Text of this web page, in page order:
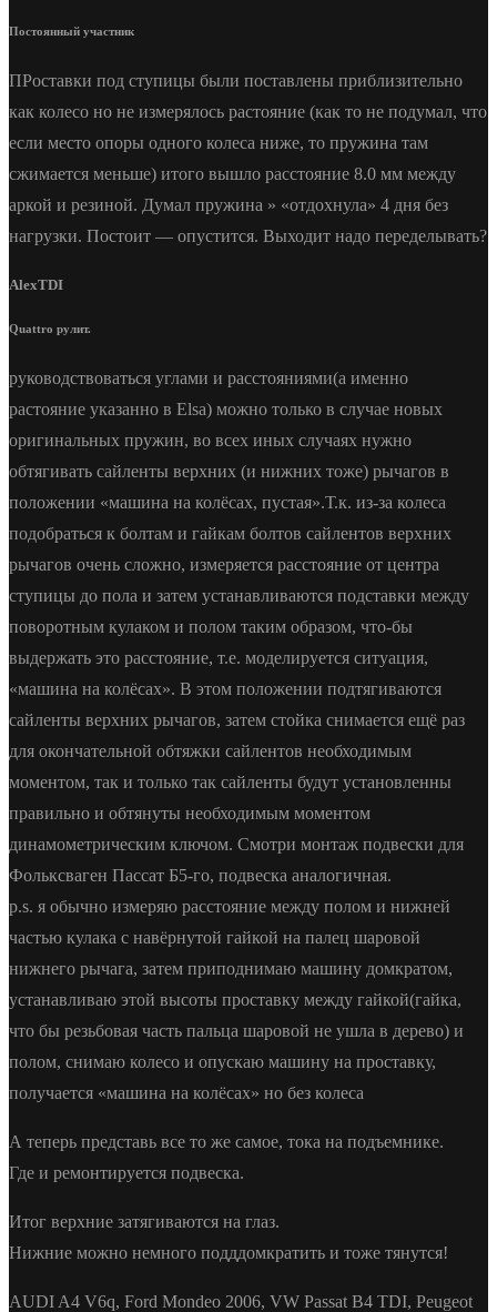
Постоянный участник
ПРоставки под ступицы были поставлены приблизительно
как колесо но не измерялось растояние (как то не подумал, что
если место опоры одного колеса ниже, то пружина там
сжимается меньше) итого вышло расстояние 8.0 мм между
аркой и резиной. Думал пружина » «отдохнула» 4 дня без
нагрузки. Постоит — опустится. Выходит надо переделывать?
AlexTDI
Quattro рулит.
руководствоваться углами и расстояниями(а именно
растояние указанно в Elsa) можно только в случае новых
оригинальных пружин, во всех иных случаях нужно
обтягивать сайленты верхних (и нижних тоже) рычагов в
положении «машина на колёсах, пустая».Т.к. из-за колеса
подобраться к болтам и гайкам болтов сайлентов верхних
рычагов очень сложно, измеряется расстояние от центра
ступицы до пола и затем устанавливаются подставки между
поворотным кулаком и полом таким образом, что-бы
выдержать это расстояние, т.е. моделируется ситуация,
«машина на колёсах». В этом положении подтягиваются
сайленты верхних рычагов, затем стойка снимается ещё раз
для окончательной обтяжки сайлентов необходимым
моментом, так и только так сайленты будут установленны
правильно и обтянуты необходимым моментом
динамометрическим ключом. Смотри монтаж подвески для
Фольксваген Пассат Б5-го, подвеска аналогичная.
p.s. я обычно измеряю расстояние между полом и нижней
частью кулака с навёрнутой гайкой на палец шаровой
нижнего рычага, затем приподнимаю машину домкратом,
устанавливаю этой высоты проставку между гайкой(гайка,
что бы резьбовая часть пальца шаровой не ушла в дерево) и
полом, снимаю колесо и опускаю машину на проставку,
получается «машина на колёсах» но без колеса
А теперь представь все то же самое, тока на подъемнике.
Где и ремонтируется подвеска.
Итог верхние затягиваются на глаз.
Нижние можно немного подддомкратить и тоже тянутся!
AUDI A4 V6q, Ford Mondeo 2006, VW Passat B4 TDI, Peugeot